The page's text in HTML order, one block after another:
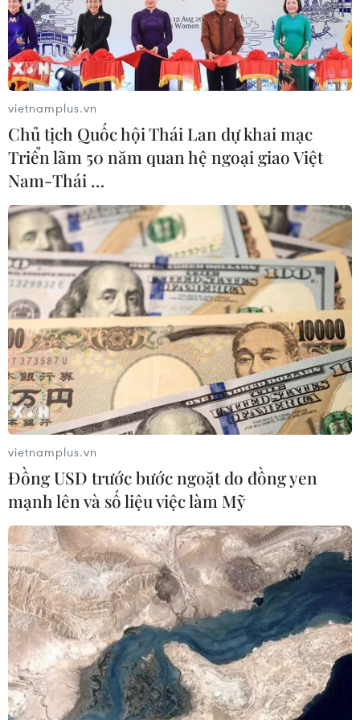
Trung Quốc siết chặt quản lý tái chế pin
xe điện
28/04/2026 04:38
Trung Quốc đẩy mạnh triển khai chiến dịch thanh tra,
kiểm tra liên ngành, chuẩn hóa hoạt động thu hồi, tái
chế pin đã qua sử dụng từ xe năng lượng mới, nhằm
bảo vệ môi trường và tài nguyên chiến lược.
Đối tượng phải thực hiện trách nhiệm tái
chế sản phẩm, bao bì
vietnamplus.vn
Chủ tịch Quốc hội Thái Lan dự khai mạc
Triển lãm 50 năm quan hệ ngoại giao Việt
Nam-Thái …
vietnamplus.vn
Đồng USD trước bước ngoặt do đồng yen
mạnh lên và số liệu việc làm Mỹ